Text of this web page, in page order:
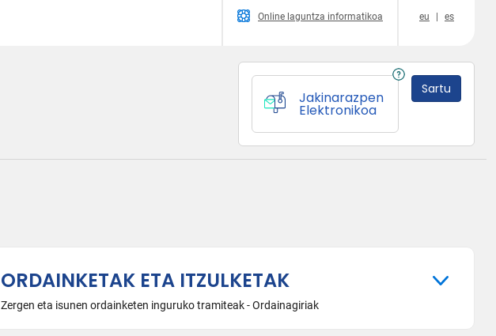
Jakinarazpen
Elektronikoa
Sartu
Online laguntza informatikoa eu es
ORDAINKETAK ETA ITZULKETAK
Zergen eta isunen ordainketen inguruko tramiteak - Ordainagiriak